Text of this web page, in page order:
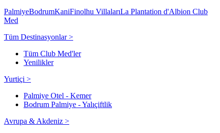
PalmiyeBodrumKaniFinolhu VillalarıLa Plantation d'Albion Club
Med
Tüm Destinasyonlar >
Tüm Club Med'ler
Yenilikler
Yurtiçi >
Palmiye Otel - Kemer
Bodrum Palmiye - Yalıçiftlik
Avrupa & Akdeniz >